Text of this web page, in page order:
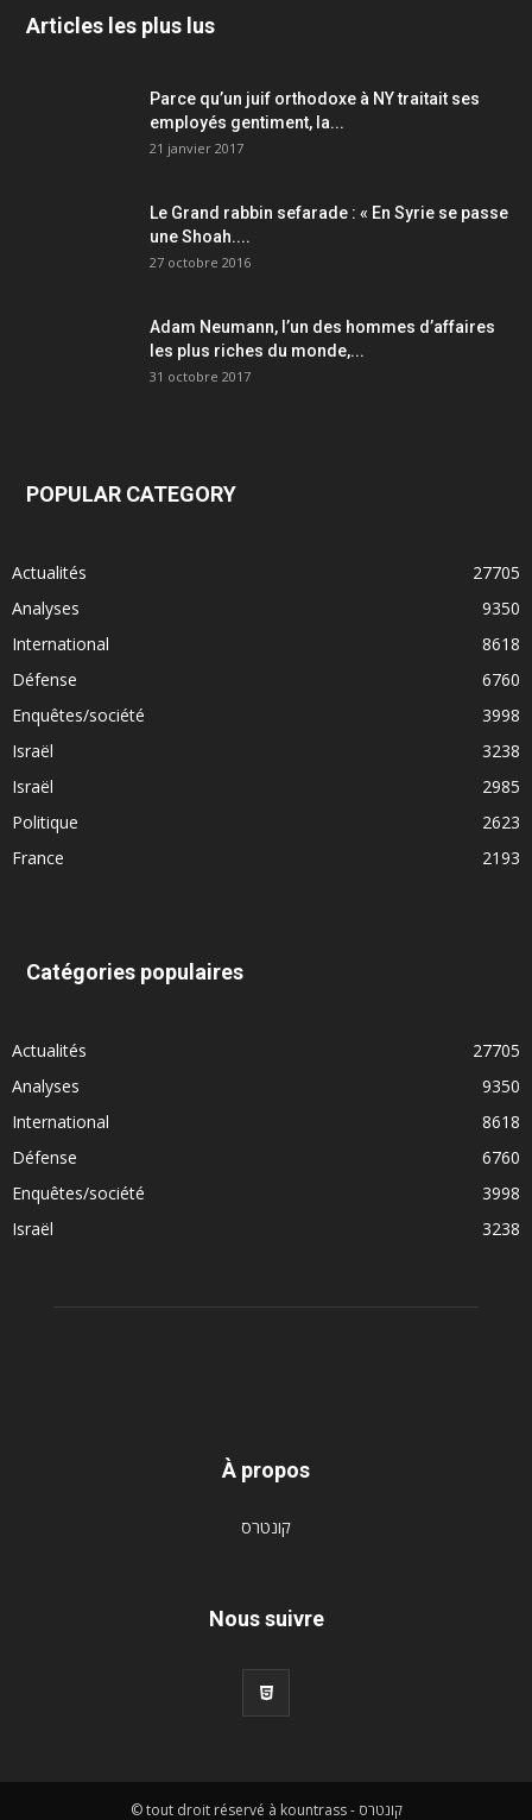
Articles les plus lus
Parce qu’un juif orthodoxe à NY traitait ses
employés gentiment, la...
21 janvier 2017
Le Grand rabbin sefarade : « En Syrie se passe
une Shoah....
27 octobre 2016
Adam Neumann, l’un des hommes d’affaires
les plus riches du monde,...
31 octobre 2017
POPULAR CATEGORY
Actualités
27705
Analyses
9350
International
8618
Défense
6760
Enquêtes/société
3998
Israël
3238
Israël
2985
Politique
2623
France
2193
Catégories populaires
Actualités
27705
Analyses
9350
International
8618
Défense
6760
Enquêtes/société
3998
Israël
3238
À propos
קונטרס
Nous suivre
© tout droit réservé à kountrass - קונטרס